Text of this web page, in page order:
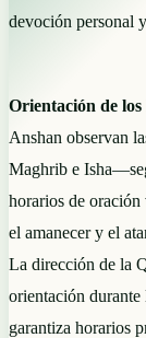
devoción personal
Orientación de
Anshan observan
Maghrib e
horarios de
el amanecer y el
La dirección de la
orientación
garantiza horarios